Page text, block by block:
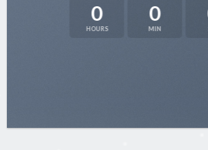
0
HOURS
0
MIN